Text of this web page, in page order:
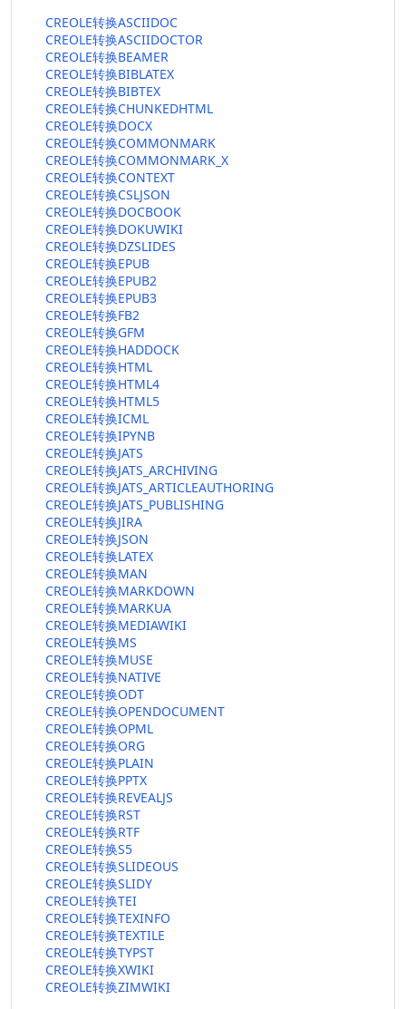
CREOLE转换ASCIIDOC
CREOLE转换ASCIIDOCTOR
CREOLE转换BEAMER
CREOLE转换BIBLATEX
CREOLE转换BIBTEX
CREOLE转换CHUNKEDHTML
CREOLE转换DOCX
CREOLE转换COMMONMARK
CREOLE转换COMMONMARK_X
CREOLE转换CONTEXT
CREOLE转换CSLJSON
CREOLE转换DOCBOOK
CREOLE转换DOKUWIKI
CREOLE转换DZSLIDES
CREOLE转换EPUB
CREOLE转换EPUB2
CREOLE转换EPUB3
CREOLE转换FB2
CREOLE转换GFM
CREOLE转换HADDOCK
CREOLE转换HTML
CREOLE转换HTML4
CREOLE转换HTML5
CREOLE转换ICML
CREOLE转换IPYNB
CREOLE转换JATS
CREOLE转换JATS_ARCHIVING
CREOLE转换JATS_ARTICLEAUTHORING
CREOLE转换JATS_PUBLISHING
CREOLE转换JIRA
CREOLE转换JSON
CREOLE转换LATEX
CREOLE转换MAN
CREOLE转换MARKDOWN
CREOLE转换MARKUA
CREOLE转换MEDIAWIKI
CREOLE转换MS
CREOLE转换MUSE
CREOLE转换NATIVE
CREOLE转换ODT
CREOLE转换OPENDOCUMENT
CREOLE转换OPML
CREOLE转换ORG
CREOLE转换PLAIN
CREOLE转换PPTX
CREOLE转换REVEALJS
CREOLE转换RST
CREOLE转换RTF
CREOLE转换S5
CREOLE转换SLIDEOUS
CREOLE转换SLIDY
CREOLE转换TEI
CREOLE转换TEXINFO
CREOLE转换TEXTILE
CREOLE转换TYPST
CREOLE转换XWIKI
CREOLE转换ZIMWIKI